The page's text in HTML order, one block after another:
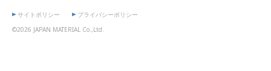
©2026 JAPAN MATERIAL Co.,Ltd.
サイトポリシー プライバシーポリシー